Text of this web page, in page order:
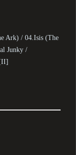
Ark) / 04.Isis (The
Junky /